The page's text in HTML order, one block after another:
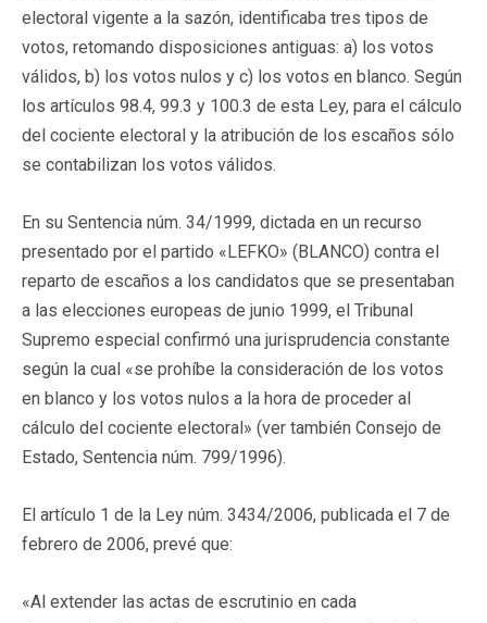
electoral vigente a la sazón, identificaba tres tipos de
votos, retomando disposiciones antiguas: a) los votos
válidos, b) los votos nulos y c) los votos en blanco. Según
los artículos 98.4, 99.3 y 100.3 de esta Ley, para el cálculo
del cociente electoral y la atribución de los escaños sólo
se contabilizan los votos válidos.
En su Sentencia núm. 34/1999, dictada en un recurso
presentado por el partido «LEFKO» (BLANCO) contra el
reparto de escaños a los candidatos que se presentaban
a las elecciones europeas de junio 1999, el Tribunal
Supremo especial confirmó una jurisprudencia constante
según la cual «se prohíbe la consideración de los votos
en blanco y los votos nulos a la hora de proceder al
cálculo del cociente electoral» (ver también Consejo de
Estado, Sentencia núm. 799/1996).
El artículo 1 de la Ley núm. 3434/2006, publicada el 7 de
febrero de 2006, prevé que:
«Al extender las actas de escrutinio en cada